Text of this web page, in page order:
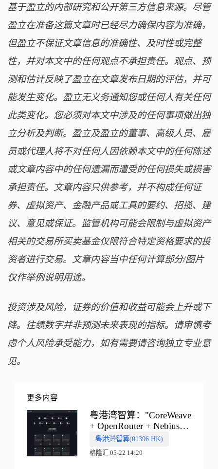
基于盈立的内部研究和公开第三方信息来源。尽管
盈立在准备这篇文章时已经尽力确保内容为准确，
但盈立不保证文章信息的准确性、及时性或完整
性，并对本文中的任何观点不承担责任。观点、预
测和估计反映了盈立在文章发布日期的评估，并可
能发生变化。盈立无义务通知您或任何人有关任何
此类变化。您必须对本文中涉及的任何事项做出独
立分析及判断。盈立及盈立的董事、高级人员、雇
员或代理人将不对任何人因依赖本文中的任何陈述
或文章内容中的任何遗漏而遭受的任何损失或损害
承担责任。文章内容只供参考，并不构成任何证
券、虚拟资产、金融产品或工具的要约、招揽、建
议、意见或保证。监管机构可能会限制与虚拟资产
相关的交易所买卖基金仅限符合特定资格要求的投
资者进行交易。文章内容当中任何计算部分/图片
仅作举例说明用途。
投资涉及风险，证券的价值和收益可能会上升或下
降。往绩数字并非预测未来表现的指标。请审慎考
虑个人风险承受能力，如有需要请咨询独立专业意
见。
更多内容
粤港湾智算："CoreWeave
+ OpenRouter + Nebius"
多向融合的中国智算新范
式
粵港灣智算(01396.HK)
格隆汇 05-22 14:20